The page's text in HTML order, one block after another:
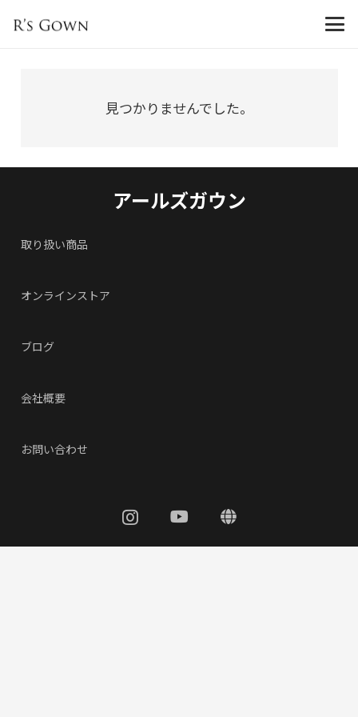
見つかりませんでした。
アールズガウン
取り扱い商品
オンラインストア
ブログ
会社概要
お問い合わせ